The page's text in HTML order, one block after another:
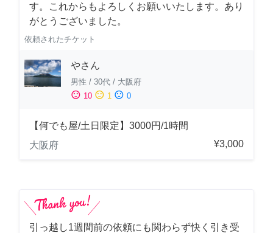
す。これからもよろしくお願いいたします。あり
がとうございました。
依頼されたチケット
やさん
男性 / 30代 / 大阪府
sentiment_satisfied 10 sentiment_neutral 1 sentiment_dissatisfied 0
【何でも屋/土日限定】3000円/1時間
大阪府
¥3,000
引っ越し1週間前の依頼にも関わらず快く引き受